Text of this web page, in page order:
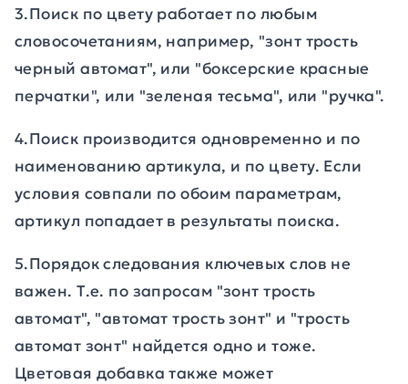
3.Поиск по цвету работает по любым
словосочетаниям, например, "зонт трость
черный автомат", или "боксерские красные
перчатки", или "зеленая тесьма", или "ручка".
4.Поиск производится одновременно и по
наименованию артикула, и по цвету. Если
условия совпали по обоим параметрам,
артикул попадает в результаты поиска.
5.Порядок следования ключевых слов не
важен. Т.е. по запросам "зонт трость
автомат", "автомат трость зонт" и "трость
автомат зонт" найдется одно и тоже.
Цветовая добавка также может